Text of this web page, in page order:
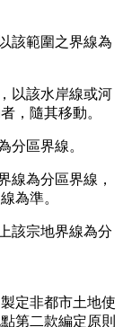
該範圍之界線為
以該水岸線或河
，隨其移動。
分區界線。
線為分區界線，
為準。
該宗地界線為分
定非都市土地使
第二款編定原則